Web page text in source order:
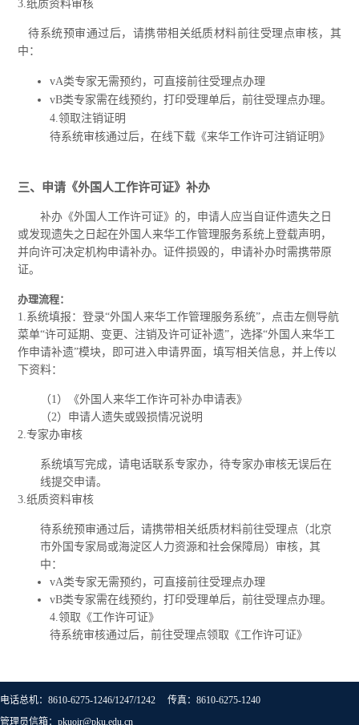
3.纸质资料审核
待系统预审通过后，请携带相关纸质材料前往受理点审核，其
中：
vA类专家无需预约，可直接前往受理点办理
vB类专家需在线预约，打印受理单后，前往受理点办理。
4.领取注销证明
待系统审核通过后，在线下载《来华工作许可注销证明》
三、申请《外国人工作许可证》补办
补办《外国人工作许可证》的，申请人应当自证件遗失之日
或发现遗失之日起在外国人来华工作管理服务系统上登载声明，
并向许可决定机构申请补办。证件损毁的，申请补办时需携带原
证。
办理流程：
1.系统填报：登录“外国人来华工作管理服务系统”，点击左侧导航
菜单“许可延期、变更、注销及许可证补遗”，选择“外国人来华工
作申请补遗”模块，即可进入申请界面，填写相关信息，并上传以
下资料：
（1）《外国人来华工作许可补办申请表》
（2）申请人遗失或毁损情况说明
2.专家办审核
系统填写完成，请电话联系专家办，待专家办审核无误后在
线提交申请。
3.纸质资料审核
待系统预审通过后，请携带相关纸质材料前往受理点（北京
市外国专家局或海淀区人力资源和社会保障局）审核，其
中：
vA类专家无需预约，可直接前往受理点办理
vB类专家需在线预约，打印受理单后，前往受理点办理。
4.领取《工作许可证》
待系统审核通过后，前往受理点领取《工作许可证》
电话总机：8610-6275-1246/1247/1242 传真：8610-6275-1240
管理员信箱：pkuoir@pku.edu.cn